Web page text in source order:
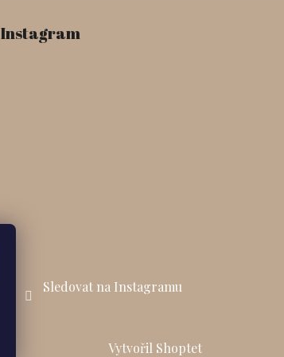
Instagram
Sledovat na Instagramu
Vytvořil Shoptet